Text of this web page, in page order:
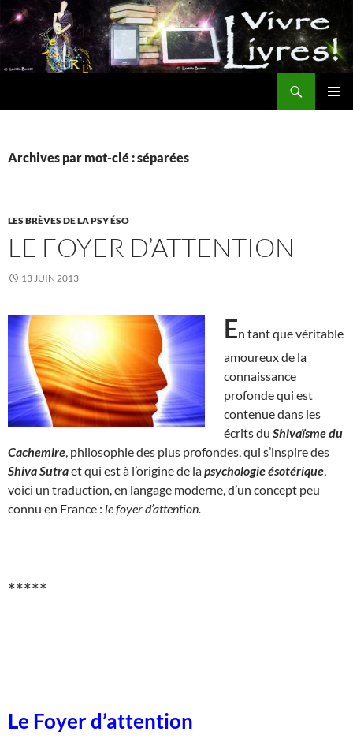
Aller
au
contenu
Archives par mot-clé : séparées
LES BRÈVES DE LA PSY ÉSO
LE FOYER D’ATTENTION
13 JUIN 2013
En tant que véritable
amoureux de la
connaissance
profonde qui est
contenue dans les
écrits du Shivaïsme du
Cachemire , philosophie des plus profondes, qui s’inspire des
Shiva Sutraet qui est à l’origine de lapsychologie ésotérique
voici un traduction, en langage moderne, d’un concept peu
connu en France : le foyer d’attention.
*****
Le Foyer d’attention